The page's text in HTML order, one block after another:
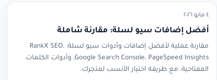
٤ مايو ٢٠٢٦
أفضل إضافات سيو لسلة: مقارنة شاملة
مقارنة عملية لأفضل إضافات وأدوات سيو لسلة: RankX SEO،
Google Search Console، PageSpeed Insights، وأدوات الكلمات
المفتاحية، مع طريقة اختيار الأنسب لمتجرك.